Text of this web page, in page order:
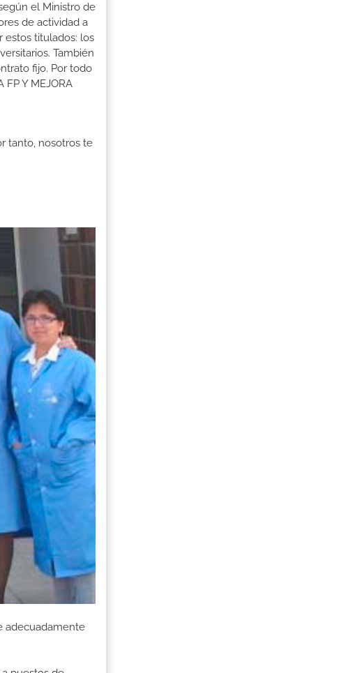
el Ministro de
de actividad a
estos titulados: los
También
fijo. Por todo
Y MEJORA
tanto, nosotros te
adecuadamente